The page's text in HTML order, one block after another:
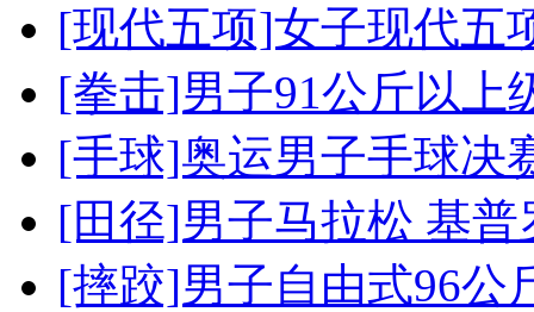
[现代五项]女子现代五
[拳击]男子91公斤以上
[手球]奥运男子手球决
[田径]男子马拉松 基
[摔跤]男子自由式96公